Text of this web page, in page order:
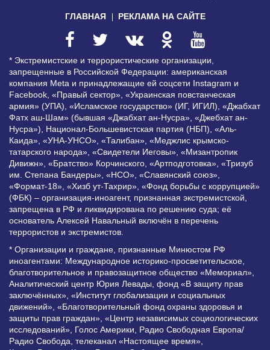
ГЛАВНАЯ РЕКЛАМА НА САЙТЕ
* Экстремистские и террористические организации,
запрещенные в Российской Федерации: американская
компания Meta и принадлежащие ей соцсети Instagram и
Facebook, «Правый сектор», «Украинская повстанческая
армия» (УПА), «Исламское государство» (ИГ, ИГИЛ), «Джабхат
Фатх аш-Шам» (бывшая «Джабхат ан-Нусра», «Джебхат ан-
Нусра»), Национал-Большевистская партия (НБП), «Аль-
Каида», «УНА-УНСО», «Талибан», «Меджлис крымско-
татарского народа», «Свидетели Иеговы», «Мизантропик
Дивижн», «Братство» Корчинского, «Артподготовка», «Тризуб
им. Степана Бандеры», «НСО», «Славянский союз»,
«Формат-18», «Хизб ут-Тахрир», «Фонд борьбы с коррупцией»
(ФБК) – организация-иноагент, признанная экстремистской,
запрещена в РФ и ликвидирована по решению суда; её
основатель Алексей Навальный включён в перечень
террористов и экстремистов.
* Организации и граждане, признанные Минюстом РФ
иноагентами: Международное историко-просветительское,
благотворительное и правозащитное общество «Мемориал»,
Аналитический центр Юрия Левады, фонд «В защиту прав
заключённых», «Институт глобализации и социальных
движений», «Благотворительный фонд охраны здоровья и
защиты прав граждан», «Центр независимых социологических
исследований», Голос Америки, Радио Свободная Европа/
Радио Свобода, телеканал «Настоящее время»,